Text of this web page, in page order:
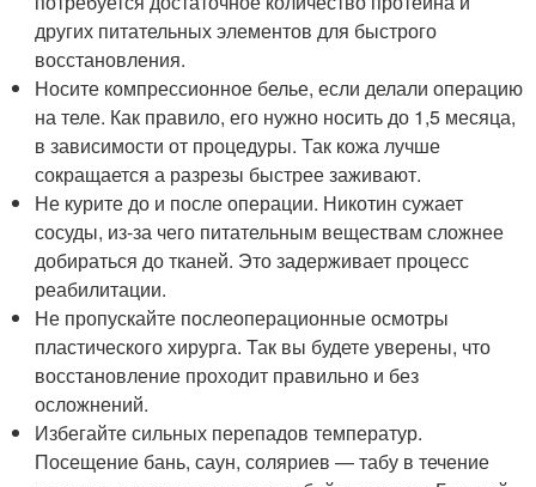
других питательных элементов для быстрого
восстановления.
Носите компрессионное белье, если делали операцию
на теле. Как правило, его нужно носить до 1,5 месяца,
в зависимости от процедуры. Так кожа лучше
сокращается а разрезы быстрее заживают.
Не курите до и после операции. Никотин сужает
сосуды, из-за чего питательным веществам сложнее
добираться до тканей. Это задерживает процесс
реабилитации.
Не пропускайте послеоперационные осмотры
пластического хирурга. Так вы будете уверены, что
восстановление проходит правильно и без
осложнений.
Избегайте сильных перепадов температур.
Посещение бань, саун, соляриев — табу в течение